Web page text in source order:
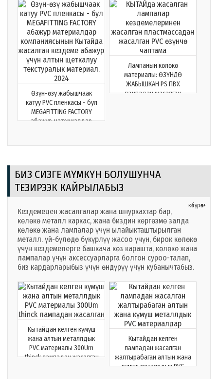
Өзүн-өзү жабышчаак
катуу PVC пленкасы - бул
MEGAFITTING FACTORY
абажур материалдар
2024
Лампанын көлөкө
материалы: ӨЗҮНДӨ
ЖАБЫШКАН PS ПВХ
лампадан жасалган
БИЗ СИЗГЕ МҮМКҮН БОЛУШУНЧА
ТЕЗИРЭЭК КАЙРЫЛАБЫЗ
көбүрөөк+
Кездемеден жасалгалар жана шнуркахтар бар,
көлөкө металл каркас, жана биздин көргөзмө залда
көлөкө жана лампалар үчүн ылайыкташтырылган
металл. үй-бүлөдө бүкүрлүү жасоо үчүн, бирок көлөкө
үчүн кездемелерге башкача көз карашта, көлөкө жана
лампалар үчүн аксессуарларга болгон суроо-талап,
биз кардарларыбыз үчүн өндүрүү үчүн кубанычтабыз.
Кытайдан келген күмүш
жана алтын металлдык
PVC материалы 300Um
thinck лампадан жасалган
Кытайдан келген
лампадан жасалган
жалтырабаган алтын жана
күмүш металлдык PVC